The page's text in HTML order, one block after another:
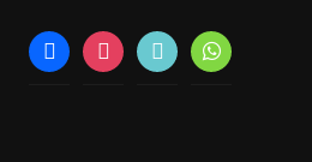
facebookinstagramtiktok whatsapp